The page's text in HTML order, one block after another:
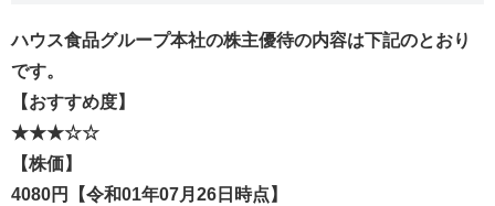
ハウス食品グループ本社の株主優待の内容は下記のとおり
です。
【おすすめ度】
★★★☆☆
【株価】
4080円【令和01年07月26日時点】